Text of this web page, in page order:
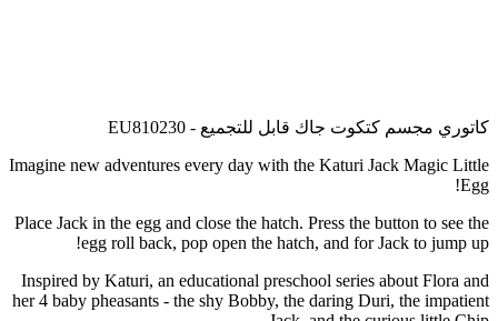
كاتوري مجسم كتكوت جاك قابل للتجميع - EU810230
Imagine new adventures every day with the Katuri Jack Magic Little
Egg!
Place Jack in the egg and close the hatch. Press the button to see the
egg roll back, pop open the hatch, and for Jack to jump up!
Inspired by Katuri, an educational preschool series about Flora and
her 4 baby pheasants - the shy Bobby, the daring Duri, the impatient